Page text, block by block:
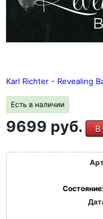
Karl Richter - Revealing
Есть в наличии
9699 руб. В
Состояние: